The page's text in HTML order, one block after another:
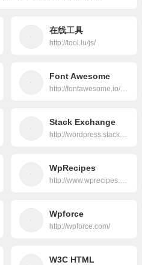
在线工具
http://tool.lu/js/
Font Awesome
http://fontawesome.io/icons/
Stack Exchange
http://wordpress.stackexchange.com/
WpRecipes
Wpforce
http://wpforce.com/
W3C HTML